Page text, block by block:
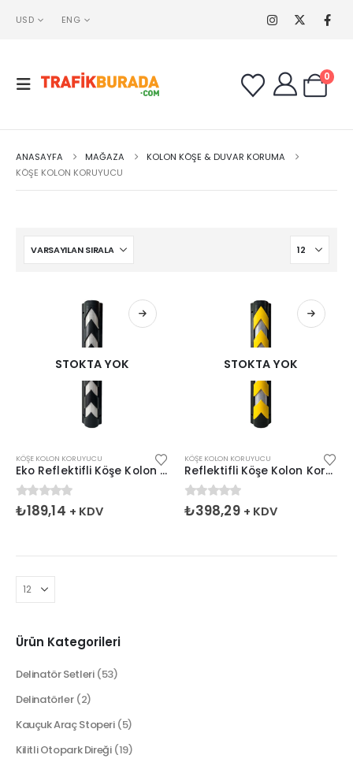
USD ENG
0
ANASAYFA MAĞAZA
KOLON KÖŞE & DUVAR KORUMA
KÖŞE KOLON KORUYUCU
STOKTA YOK
KÖŞE KOLON KORUYUCU
Eko Reflektifli Köşe Kolon Koruyucu
0 5 üzerinden
₺189,14 + KDV
STOKTA YOK
KÖŞE KOLON KORUYUCU
Reflektifli Köşe Kolon Koruyucu
0 5 üzerinden
₺398,29 + KDV
Ürün Kategorileri
Delinatör Setleri (53)
Delinatörler (2)
Kauçuk Araç Stoperi (5)
Kilitli Otopark Direği (19)